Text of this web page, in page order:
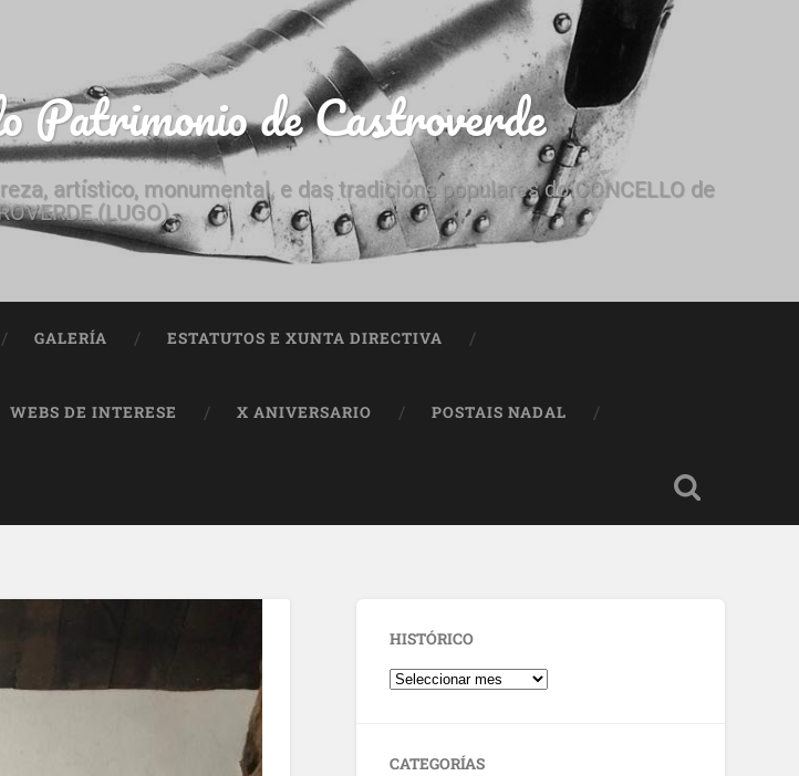
Patrimonio de Castroverde
artístico, monumental, e das tradicións populares do CONCELLO de
(LUGO)
GALERÍA ESTATUTOS E XUNTA DIRECTIVA
WEBS DE INTERESE X ANIVERSARIO POSTAIS NADAL
HISTÓRICO
CATEGORÍAS